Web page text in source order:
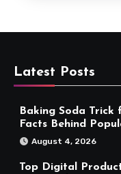
Latest Posts
Baking Soda
Facts Behind
August 4, 2026
Top Digital